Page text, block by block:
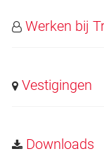
Werken bij
Vestigingen
Downloads